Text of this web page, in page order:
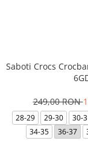
Saboti Crocs
249,00 RON
28-29 29-30 30-
34-35
36-37